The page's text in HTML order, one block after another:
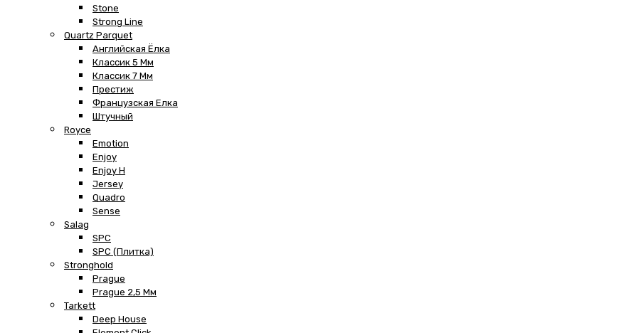
Stone
Strong Line
Quartz Parquet
Английская Ёлка
Классик 5 Мм
Классик 7 Мм
Престиж
Французская Елка
Штучный
Royce
Emotion
Enjoy
Enjoy H
Jersey
Quadro
Sense
Salag
SPC
SPC (плитка)
Stronghold
Prague
Prague 2,5 Мм
Tarkett
Deep House